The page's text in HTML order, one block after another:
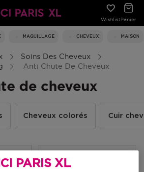
WishlistPanier
MAQUILLAGE CHEVEUX MAISON
Soins Des Cheveux
Anti Chute De Cheveux
de cheveux
Cheveux colorés Cuir
ICI PARIS XL